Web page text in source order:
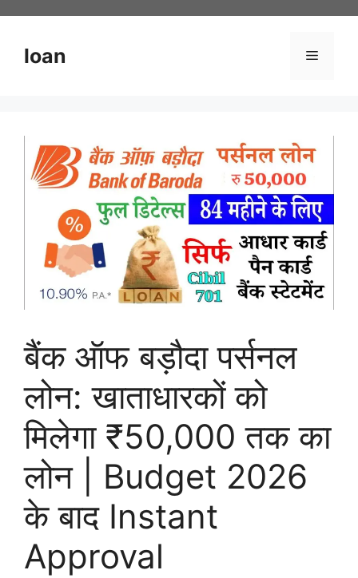
content
loan Menu
बैंक ऑफ बड़ौदा पर्सनल
लोन: खाताधारकों को
मिलेगा ₹50,000 तक का
लोन | Budget 2026
के बाद Instant
Approval